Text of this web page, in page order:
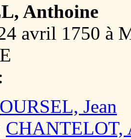
Anthoine
avril 1750 à
:
OURSEL, Jean
CHANTELOT,